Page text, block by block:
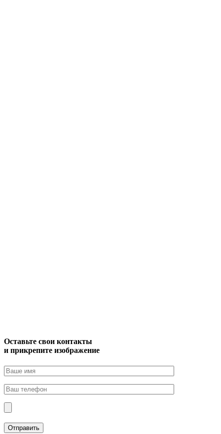
Оставьте свои контакты
и прикрепите изображение